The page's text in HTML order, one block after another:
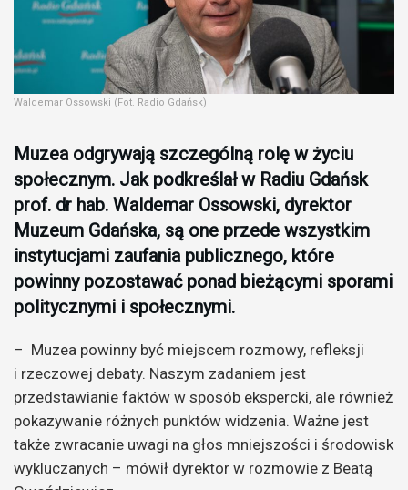
Waldemar Ossowski (Fot. Radio Gdańsk)
Muzea odgrywają szczególną rolę w życiu
społecznym. Jak podkreślał w Radiu Gdańsk
prof. dr hab. Waldemar Ossowski, dyrektor
Muzeum Gdańska, są one przede wszystkim
instytucjami zaufania publicznego, które
powinny pozostawać ponad bieżącymi sporami
politycznymi i społecznymi.
– Muzea powinny być miejscem rozmowy, refleksji
i rzeczowej debaty. Naszym zadaniem jest
przedstawianie faktów w sposób ekspercki, ale również
pokazywanie różnych punktów widzenia. Ważne jest
także zwracanie uwagi na głos mniejszości i środowisk
wykluczanych – mówił dyrektor w rozmowie z Beatą